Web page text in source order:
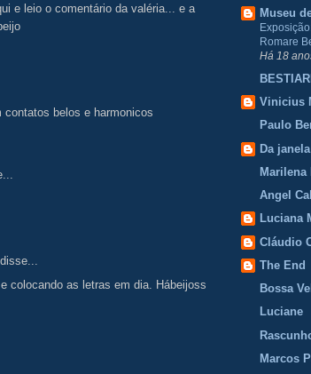
e leio o comentário da valéria... e a
contatos belos e harmonicos
disse...
colocando as letras em dia. Hábeijoss
Museu
Romare
Há 18
Vinicius
Paulo
Da janela
Marilena
Angel
Luciana
Cláudio
The End
Bossa
Luciane
Marcos